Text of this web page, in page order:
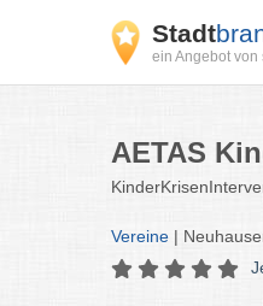
Stadt
ein Angebot
AETAS
Vereine |